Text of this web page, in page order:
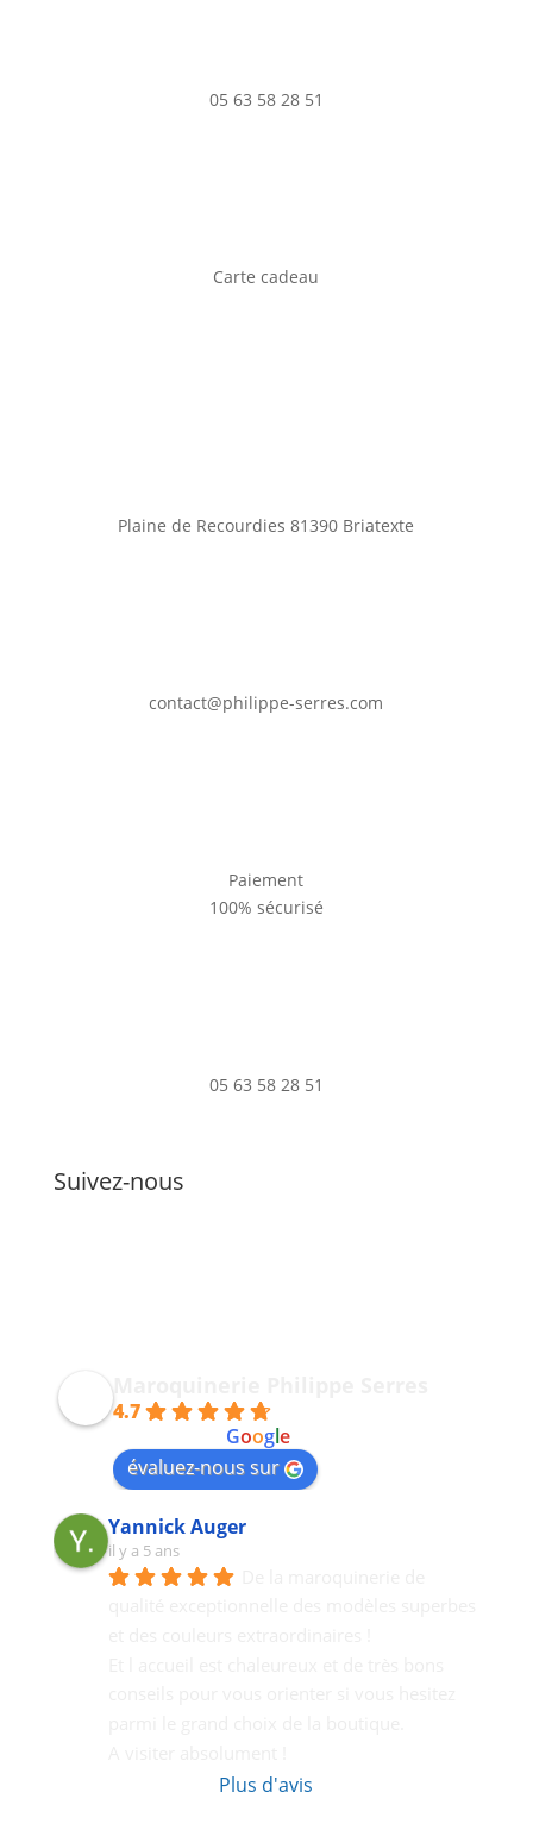
05 63 58 28 51
Carte cadeau
Plaine de Recourdies81390 Briatexte
contact@philippe-serres.com
Paiement
100% sécurisé
05 63 58 28 51
Suivez-nous
Maroquinerie Philippe Serres
4.7
Google
évaluez-nous sur
Yannick Auger
il y a 5 ans
Plus d'avis